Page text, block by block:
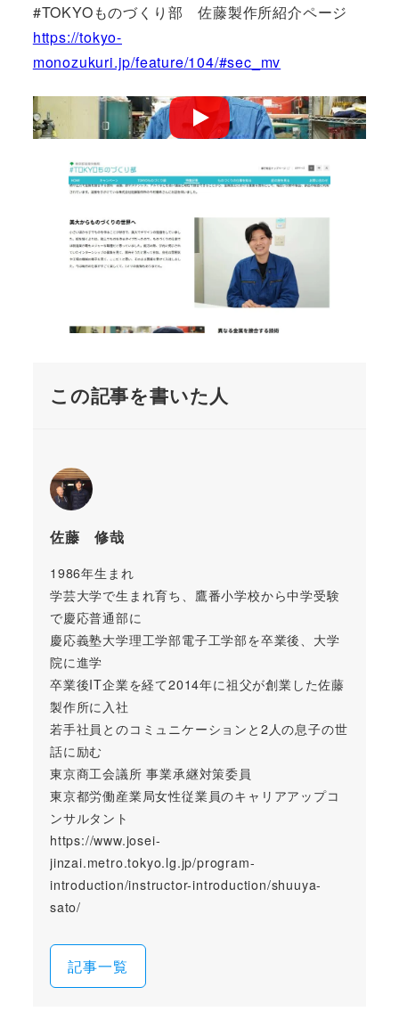
#TOKYOものづくり部 佐藤製作所紹介ページ
https://tokyo-
monozukuri.jp/feature/104/#sec_mv
この記事を書いた人
佐藤 修哉
1986年生まれ
学芸大学で生まれ育ち、鷹番小学校から中学受験
で慶応普通部に
慶応義塾大学理工学部電子工学部を卒業後、大学
院に進学
卒業後IT企業を経て2014年に祖父が創業した佐藤
製作所に入社
若手社員とのコミュニケーションと2人の息子の世
話に励む
東京商工会議所 事業承継対策委員
東京都労働産業局女性従業員のキャリアアップコ
ンサルタント
https://www.josei-
jinzai.metro.tokyo.lg.jp/program-
introduction/instructor-introduction/shuuya-
sato/
記事一覧